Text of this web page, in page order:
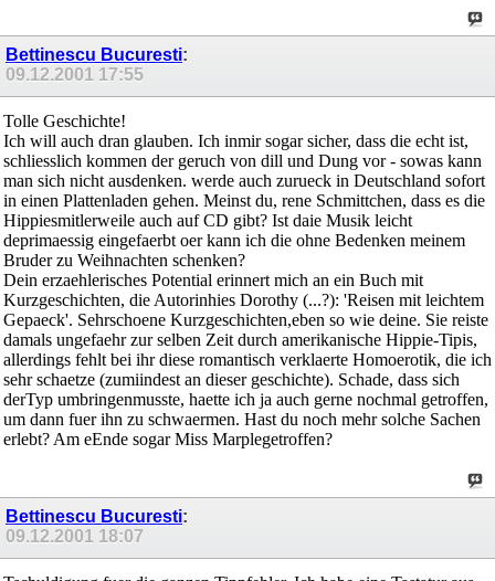
Bettinescu Bucuresti:
09.12.2001 17:55
Tolle Geschichte!
Ich will auch dran glauben. Ich inmir sogar sicher, dass die echt ist,
schliesslich kommen der geruch von dill und Dung vor - sowas kann
man sich nicht ausdenken. werde auch zurueck in Deutschland sofort
in einen Plattenladen gehen. Meinst du, rene Schmittchen, dass es die
Hippiesmitlerweile auch auf CD gibt? Ist daie Musik leicht
deprimaessig eingefaerbt oer kann ich die ohne Bedenken meinem
Bruder zu Weihnachten schenken?
Dein erzaehlerisches Potential erinnert mich an ein Buch mit
Kurzgeschichten, die Autorinhies Dorothy (...?): 'Reisen mit leichtem
Gepaeck'. Sehrschoene Kurzgeschichten,eben so wie deine. Sie reiste
damals ungefaehr zur selben Zeit durch amerikanische Hippie-Tipis,
allerdings fehlt bei ihr diese romantisch verklaerte Homoerotik, die ich
sehr schaetze (zumiindest an dieser geschichte). Schade, dass sich
derTyp umbringenmusste, haette ich ja auch gerne nochmal getroffen,
um dann fuer ihn zu schwaermen. Hast du noch mehr solche Sachen
erlebt? Am eEnde sogar Miss Marplegetroffen?
Bettinescu Bucuresti:
09.12.2001 18:07